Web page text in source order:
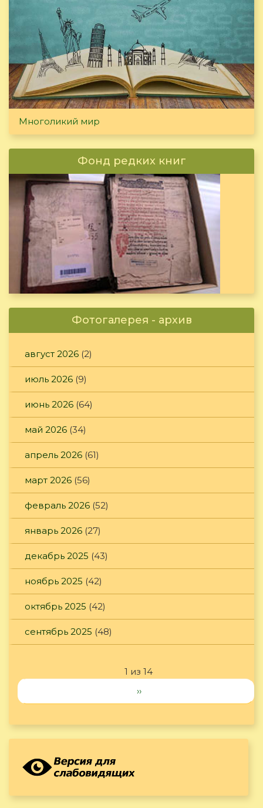
Многоликий мир
Фонд редких книг
Фотогалерея - архив
август 2026 (2)
июль 2026 (9)
июнь 2026 (64)
май 2026 (34)
апрель 2026 (61)
март 2026 (56)
февраль 2026 (52)
январь 2026 (27)
декабрь 2025 (43)
ноябрь 2025 (42)
октябрь 2025 (42)
сентябрь 2025 (48)
1 из 14
››